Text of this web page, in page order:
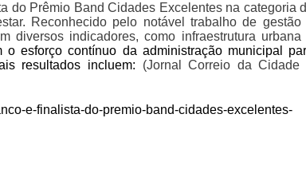
do Prêmio Band Cidades Excelentes na categoria
Reconhecido pelo notável trabalho de gestão
diversos indicadores, como infraestrutura urbana
esforço contínuo da administração municipal
resultados incluem: (Jornal Correio da Cidade
e-finalista-do-premio-band-cidades-excelentes-